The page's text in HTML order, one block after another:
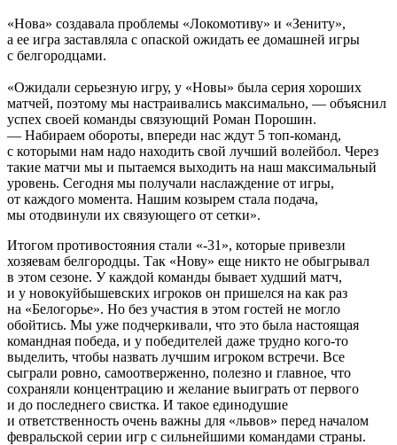
«Нова» создавала проблемы «Локомотиву» и «Зениту»,
а ее игра заставляла с опаской ожидать ее домашней игры
с белгородцами.
«Ожидали серьезную игру, у «Новы» была серия хороших
матчей, поэтому мы настраивались максимально, — объяснил
успех своей команды связующий Роман Порошин.
— Набираем обороты, впереди нас ждут 5 топ-команд,
с которыми нам надо находить свой лучший волейбол. Через
такие матчи мы и пытаемся выходить на наш максимальный
уровень. Сегодня мы получали наслаждение от игры,
от каждого момента. Нашим козырем стала подача,
мы отодвинули их связующего от сетки».
Итогом противостояния стали «-31», которые привезли
хозяевам белгородцы. Так «Нову» еще никто не обыгрывал
в этом сезоне. У каждой команды бывает худший матч,
и у новокуйбышевских игроков он пришелся на как раз
на «Белогорье». Но без участия в этом гостей не могло
обойтись. Мы уже подчеркивали, что это была настоящая
командная победа, и у победителей даже трудно кого-то
выделить, чтобы назвать лучшим игроком встречи. Все
сыграли ровно, самоотверженно, полезно и главное, что
сохраняли концентрацию и желание выиграть от первого
и до последнего свистка. И такое единодушие
и ответственность очень важны для «львов» перед началом
февральской серии игр с сильнейшими командами страны.